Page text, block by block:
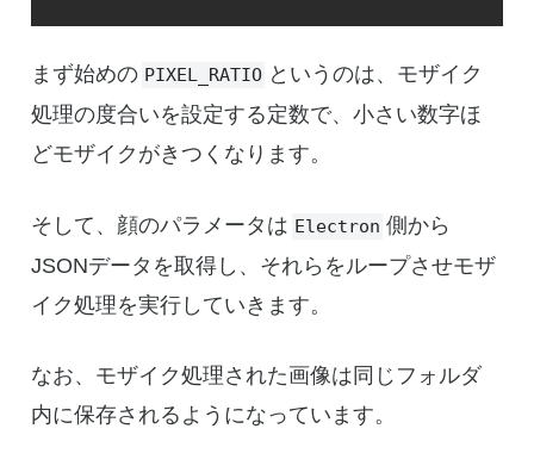
まず始めの PIXEL_RATIO というのは、モザイク
処理の度合いを設定する定数で、小さい数字ほ
どモザイクがきつくなります。
そして、顔のパラメータは Electron 側から
JSONデータを取得し、それらをループさせモザ
イク処理を実行していきます。
なお、モザイク処理された画像は同じフォルダ
内に保存されるようになっています。